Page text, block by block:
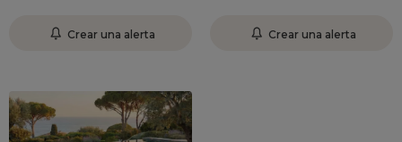
Crear una alerta Crear una alerta